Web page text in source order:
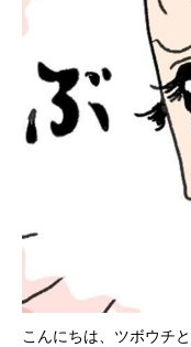
こんにちは、ツボウチと